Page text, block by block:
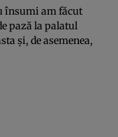
însumi am făcut
pază la palatul
și, de asemenea,